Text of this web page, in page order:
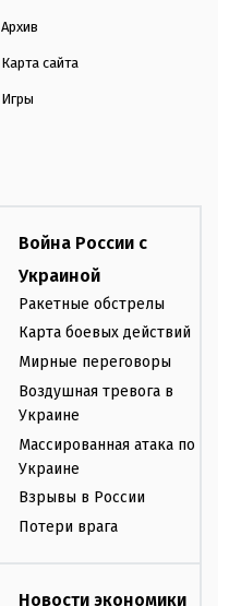
Архив
Карта сайта
Игры
Война России с
Украиной
Ракетные обстрелы
Карта боевых действий
Мирные переговоры
Воздушная тревога в
Украине
Массированная атака по
Украине
Взрывы в России
Потери врага
Новости экономики